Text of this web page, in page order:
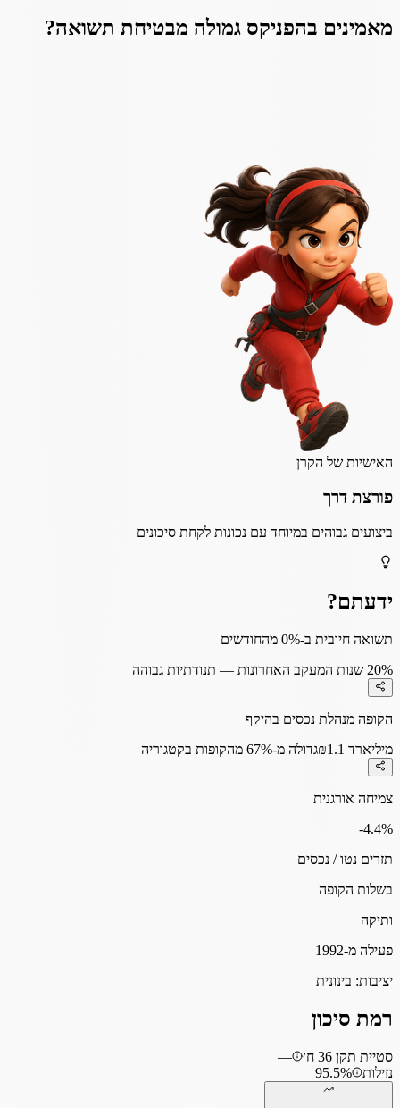
מאמינים בהפניקס גמולה מבטיחת תשואה?
האישיות של הקרן
פורצת דרך
ביצועים גבוהים במיוחד עם נכונות לקחת סיכונים
ידעתם?
תשואה חיובית ב-0% מהחודשים
0%2 שנות המעקב האחרונות — תנודתיות גבוהה
הקופה מנהלת נכסים בהיקף
₪1.1 מיליארד
גדולה מ-67% מהקופות בקטגוריה
צמיחה אורגנית
-4.4%
תזרים נטו / נכסים
בשלות הקופה
ותיקה
פעילה מ-1992
יציבות: בינונית
רמת סיכון
סטיית תקן 36 ח׳
—
נזילות
95.5%